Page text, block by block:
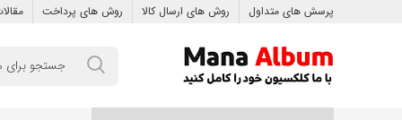
پرسش های متداول روش های ارسال کالا روش های پرداخت